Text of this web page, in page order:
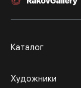
Каталог
Художники